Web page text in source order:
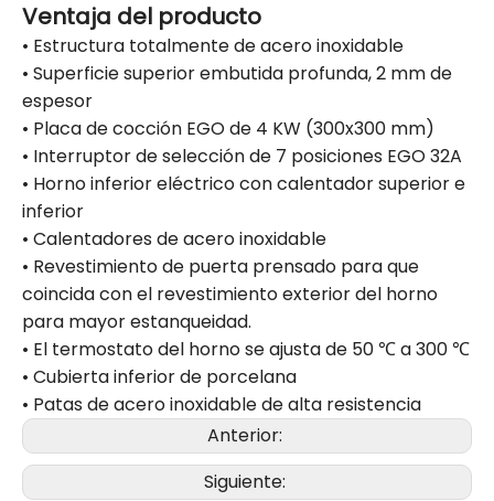
Ventaja del producto
• Estructura totalmente de acero inoxidable
• Superficie superior embutida profunda, 2 mm de
espesor
• Placa de cocción EGO de 4 KW (300x300 mm)
• Interruptor de selección de 7 posiciones EGO 32A
• Horno inferior eléctrico con calentador superior e
inferior
• Calentadores de acero inoxidable
• Revestimiento de puerta prensado para que
coincida con el revestimiento exterior del horno
para mayor estanqueidad.
• El termostato del horno se ajusta de 50 ℃ a 300 ℃
• Cubierta inferior de porcelana
• Patas de acero inoxidable de alta resistencia
Anterior:
Siguiente: